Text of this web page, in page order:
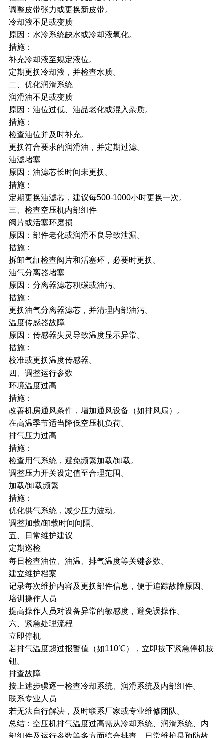
调整皮带张力或更换新皮带。
冷却液不足或变质
原因：水冷系统缺水或冷却液氧化。
措施：
补充冷却液至规定液位。
定期更换冷却液，并检查水质。
二、优化润滑系统
润滑油不足或变质
原因：油位过低、油品老化或混入杂质。
措施：
检查油位并及时补充。
更换符合要求的润滑油，并定期过滤。
油滤堵塞
原因：油滤芯长时间未更换。
措施：
定期更换油滤芯，建议每500-1000小时更换一次。
三、检查空压机内部组件
阀片或活塞环磨损
原因：部件老化或润滑不良导致泄漏。
措施：
拆卸气缸检查阀片和活塞环，必要时更换。
油气分离器堵塞
原因：分离器滤芯积碳或油污。
措施：
更换油气分离器滤芯，并清理内部油污。
温度传感器故障
原因：传感器失灵导致温度显示异常。
措施：
校准或更换温度传感器。
四、调整运行参数
环境温度过高
措施：
改善机房通风条件，增加通风设备（如排风扇）。
在高温季节适当降低空压机负荷。
排气压力过高
措施：
检查用气系统，避免频繁加载/卸载。
调整压力开关设定值至合理范围。
加载/卸载频繁
措施：
优化供气系统，减少压力波动。
调整加载/卸载时间间隔。
五、日常维护建议
定期巡检
每日检查油位、油温、排气温度等关键参数。
建立维护档案
记录每次维护内容及更换部件信息，便于追踪故障原因。
培训操作人员
提高操作人员对设备异常的敏感度，避免误操作。
六、紧急处理流程
立即停机
若排气温度超过报警值（如110℃），立即按下紧急停机按
钮。
排查故障
按上述步骤逐一检查冷却系统、润滑系统及内部组件。
联系专业人员
若无法自行解决，及时联系厂家或专业维修团队。
总结： 空压机排气温度过高需从冷却系统、润滑系统、内
部组件及运行参数等多方面综合排查。日常维护是预防故